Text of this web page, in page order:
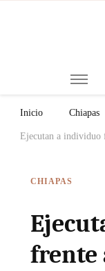
Inicio Chiapas
Ejecutan a individuo
CHIAPAS
frente